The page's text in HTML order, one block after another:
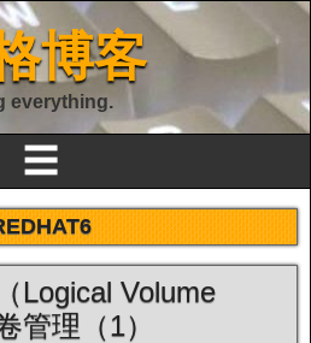
博客
everything.
☰
Logical Volume
管理（1）